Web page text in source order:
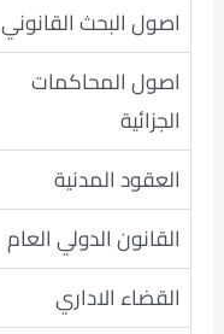
اصول البحث القانوني
اصول المحاكمات
الجزائية
العقود المدنية
القانون الدولي العام
القضاء الاداري